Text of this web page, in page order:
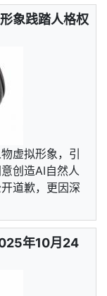
象践踏人格权
虚拟形象，引
创造AI自然人
道歉，更因深
年10月24